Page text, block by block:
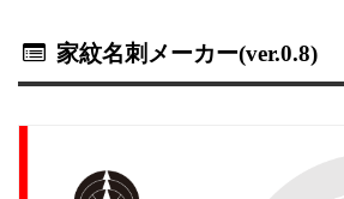
家紋名刺メーカー(ver.0.8)